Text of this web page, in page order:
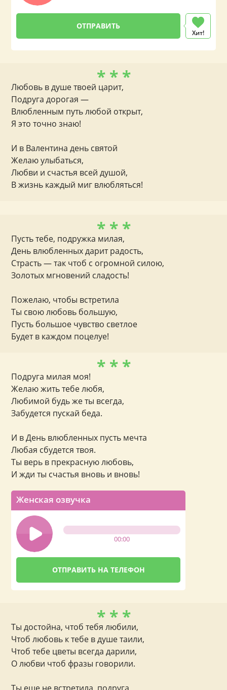
Хит!
* * *
Любовь в душе твоей царит,
Подруга дорогая —
Влюбленным путь любой открыт,
Я это точно знаю!
И в Валентина день святой
Желаю улыбаться,
Любви и счастья всей душой,
В жизнь каждый миг влюбляться!
* * *
Пусть тебе, подружка милая,
День влюбленных дарит радость,
Страсть — так чтоб с огромной силою,
Золотых мгновений сладость!
Пожелаю, чтобы встретила
Ты свою любовь большую,
Пусть большое чувство светлое
Будет в каждом поцелуе!
* * *
Подруга милая моя!
Желаю жить тебе любя,
Любимой будь же ты всегда,
Забудется пускай беда.
И в День влюбленных пусть мечта
Любая сбудется твоя.
Ты верь в прекрасную любовь,
И жди ты счастья вновь и вновь!
Женская озвучка
00:00
* * *
Ты достойна, чтоб тебя любили,
Чтоб любовь к тебе в душе таили,
Чтоб тебе цветы всегда дарили,
О любви чтоб фразы говорили.